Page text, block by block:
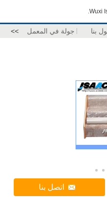
Wuxi
بنا جولة في المعمل >>
اتصل بنا